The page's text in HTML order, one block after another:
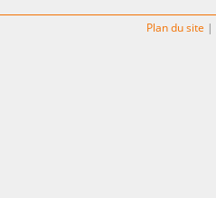
Plan du site |